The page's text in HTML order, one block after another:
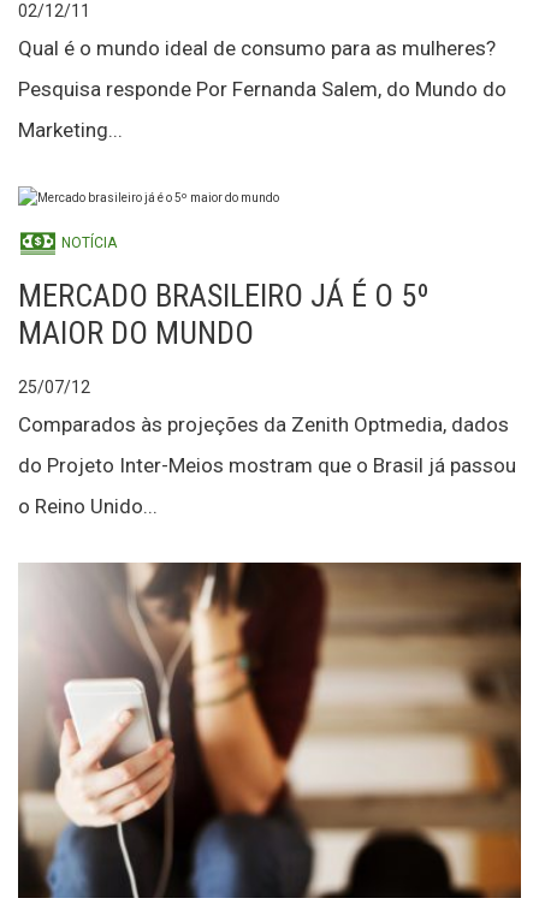
02/12/11
Qual é o mundo ideal de consumo para as mulheres?
Pesquisa responde Por Fernanda Salem, do Mundo do
Marketing...
NOTÍCIA
MERCADO BRASILEIRO JÁ É O 5º
MAIOR DO MUNDO
25/07/12
Comparados às projeções da Zenith Optmedia, dados
do Projeto Inter-Meios mostram que o Brasil já passou
o Reino Unido...